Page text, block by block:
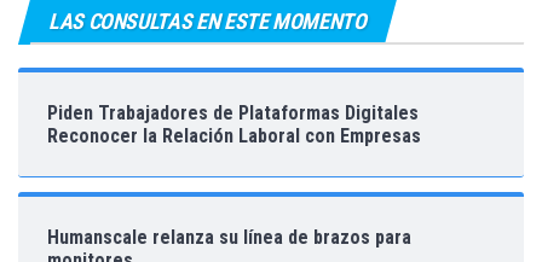
LAS CONSULTAS EN ESTE MOMENTO
Piden Trabajadores de Plataformas Digitales
Reconocer la Relación Laboral con Empresas
Humanscale relanza su línea de brazos para